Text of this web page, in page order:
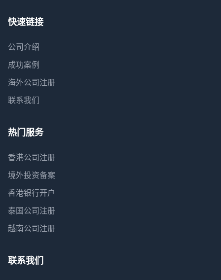
快速链接
公司介绍
成功案例
海外公司注册
联系我们
热门服务
香港公司注册
境外投资备案
香港银行开户
泰国公司注册
越南公司注册
联系我们